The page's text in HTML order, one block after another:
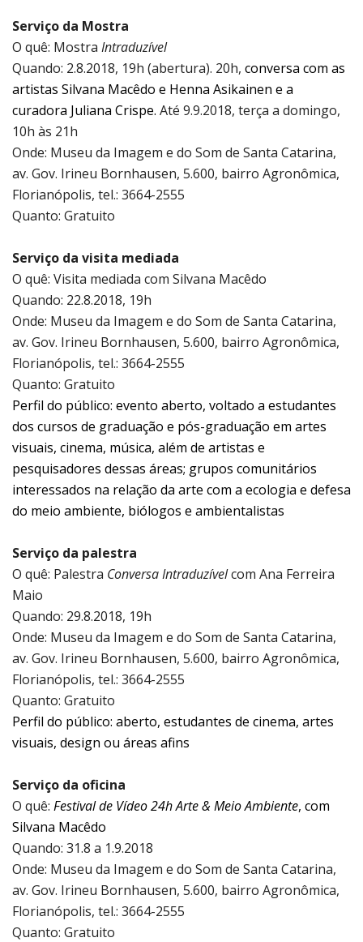
Serviço da Mostra
O quê: Mostra Intraduzível
Quando: 2.8.2018, 19h (abertura). 20h, conversa com as
artistas Silvana Macêdo e Henna Asikainen e a
curadora Juliana Crispe. Até 9.9.2018, terça a domingo,
10h às 21h
Onde: Museu da Imagem e do Som de Santa Catarina,
av. Gov. Irineu Bornhausen, 5.600, bairro Agronômica,
Florianópolis, tel.: 3664-2555
Quanto: Gratuito
Serviço da visita mediada
O quê: Visita mediada com Silvana Macêdo
Quando: 22.8.2018, 19h
Onde: Museu da Imagem e do Som de Santa Catarina,
av. Gov. Irineu Bornhausen, 5.600, bairro Agronômica,
Florianópolis, tel.: 3664-2555
Quanto: Gratuito
Perfil do público: evento aberto, voltado a estudantes
dos cursos de graduação e pós-graduação em artes
visuais, cinema, música, além de artistas e
pesquisadores dessas áreas; grupos comunitários
interessados na relação da arte com a ecologia e defesa
do meio ambiente, biólogos e ambientalistas
Serviço da palestra
O quê: Palestra Conversa Intraduzívelcom Ana Ferreira
Maio
Quando: 29.8.2018, 19h
Onde: Museu da Imagem e do Som de Santa Catarina,
av. Gov. Irineu Bornhausen, 5.600, bairro Agronômica,
Florianópolis, tel.: 3664-2555
Quanto: Gratuito
Perfil do público: aberto, estudantes de cinema, artes
visuais, design ou áreas afins
Serviço da oficina
O quê: Festival de Vídeo 24h Arte & Meio Ambiente, com
Silvana Macêdo
Quando: 31.8 a 1.9.2018
Onde: Museu da Imagem e do Som de Santa Catarina,
av. Gov. Irineu Bornhausen, 5.600, bairro Agronômica,
Florianópolis, tel.: 3664-2555
Quanto: Gratuito